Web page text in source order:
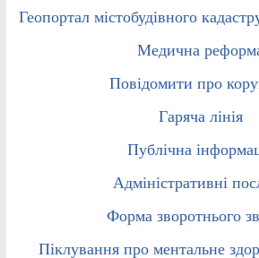
Геопортал містобудівного
Медична
Повідомити про
Гаряча лінія
Публічна
Адміністративні
Форма зворотнього
Піклування про ментальне